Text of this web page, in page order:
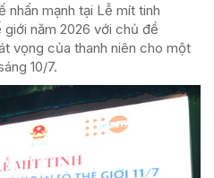
nhấn mạnh tại Lễ mít tinh
năm 2026 với chủ đề
vọng của thanh niên cho một
10/7.